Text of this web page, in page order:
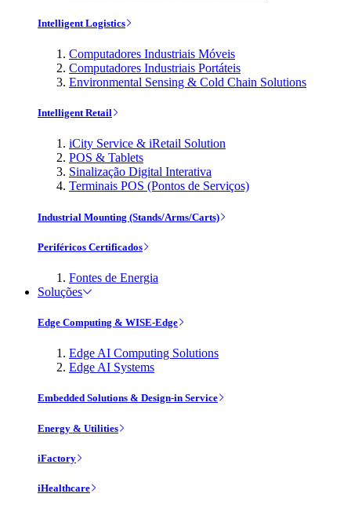
Intelligent Logistics
Computadores Industriais Móveis
Computadores Industriais Portáteis
Environmental Sensing & Cold Chain Solutions
Intelligent Retail
iCity Service & iRetail Solution
POS & Tablets
Sinalização Digital Interativa
Terminais POS (Pontos de Serviços)
Industrial Mounting (Stands/Arms/Carts)
Periféricos Certificados
Fontes de Energia
Soluções
Edge Computing & WISE-Edge
Edge AI Computing Solutions
Edge AI Systems
Embedded Solutions & Design-in Service
Energy & Utilities
iFactory
iHealthcare